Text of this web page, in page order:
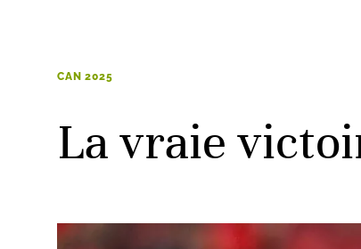
CAN 2025
La vraie